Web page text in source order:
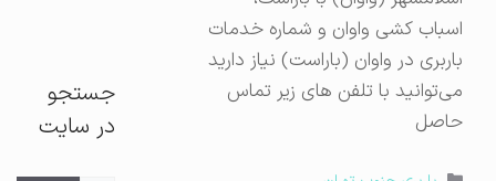
اسباب کشی واوان و شماره خدمات
باربری در واوان (باراست) نیاز دارید
می‌توانید با تلفن های زیر تماس
حاصل
جستجو
در سایت